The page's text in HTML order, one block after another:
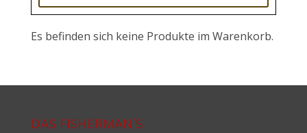
Es befinden sich keine Produkte im Warenkorb.
DAS FISHERMAN´S